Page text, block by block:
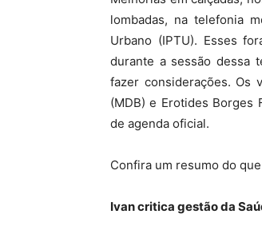
MHZ
lombadas, na telefonia
Urbano (IPTU). Esses
durante a sessão dessa
fazer considerações. Os
(MDB) e Erotides Borges
de agenda oficial.
Confira um resumo do
Ivan critica gestão da